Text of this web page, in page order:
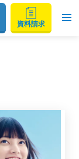
資料請求